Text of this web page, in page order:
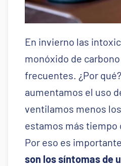
En invierno las
monóxido de
frecuentes. ¿Por
aumentamos el uso
ventilamos menos
estamos más tiempo
Por eso es
son los síntomas de